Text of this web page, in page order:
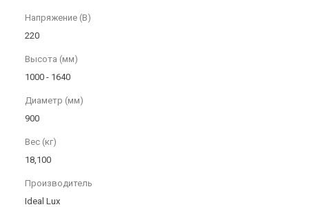
Напряжение (В)
220
Высота (мм)
1000 - 1640
Диаметр (мм)
900
Вес (кг)
18,100
Производитель
Ideal Lux